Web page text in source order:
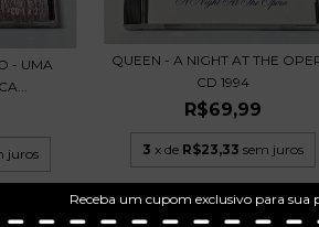
Receba um cupom exclusivo para sua
- UMA
juros
QUEEN - A NIGHT AT THE
CD 1994
R$69,99
3 x de R$23,33 sem juros